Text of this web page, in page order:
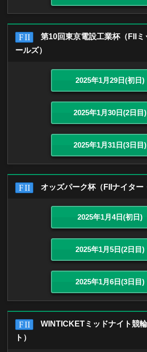
第10回東京電設工業杯（FII
ールズ）
2025年1月29日(初日)
2025年1月30日(2日目)
2025年1月31日(3日目)
オッズパーク杯（FIIナイター
2025年1月4日(初日)
2025年1月5日(2日目)
2025年1月6日(3日目)
WINTICKETミッドナイト競
ト）